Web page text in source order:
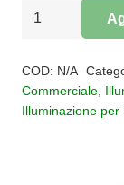
APPLIQUE
LUCE
IP55
COD: N/A
Commerciale
Illuminazione per